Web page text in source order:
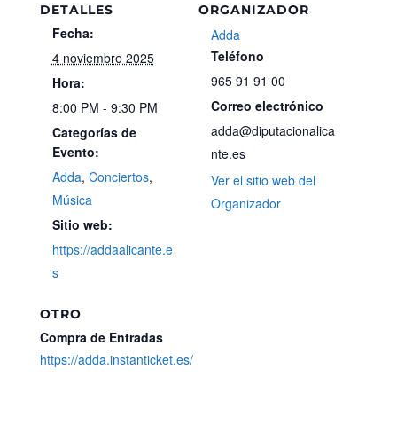
DETALLES
Fecha:
4 noviembre 2025
Hora:
8:00 PM - 9:30 PM
Categorías de
Evento:
Adda, Conciertos,
Música
Sitio web:
https://addaalicante.e
s
ORGANIZADOR
Adda
Teléfono
965 91 91 00
Correo electrónico
adda@diputacionalica
nte.es
Ver el sitio web del
Organizador
OTRO
Compra de Entradas
https://adda.instanticket.es/